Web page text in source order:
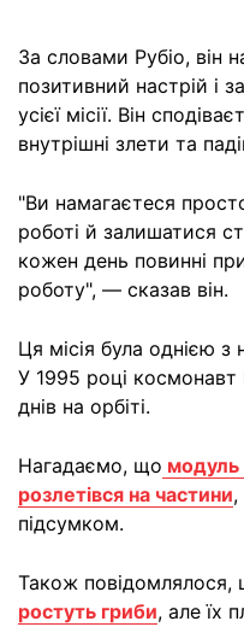
За словами Рубіо, він
позитивний настрій і
усієї місії. Він
внутрішні злети та
"Ви намагаєтеся
роботі й залишатися
кожен день повинні
роботу", — сказав він.
Ця місія була однією з
У 1995 році космонавт
днів на орбіті.
Нагадаємо, що модуль
розлетівся на частини,
підсумком.
Також повідомлялося,
ростуть гриби, але їх